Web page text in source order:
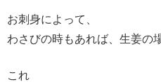
お刺身によって、
わさびの時もあれば、生姜の
これ